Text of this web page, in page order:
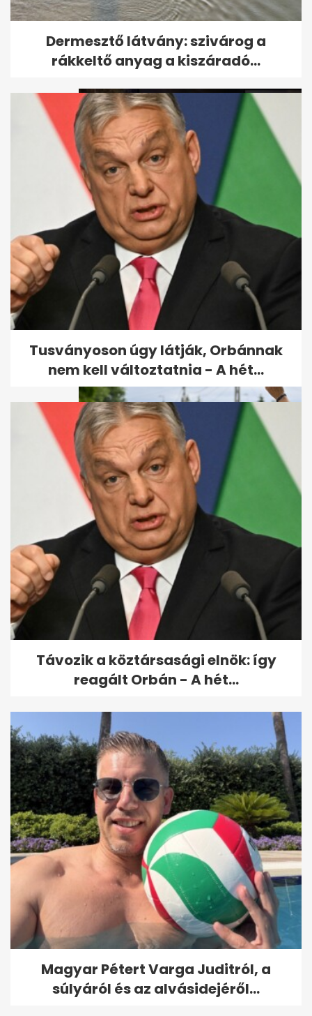
Emelik a közlekedési bírságok
összegét
Egy zebegényi képviselő
szerint a volt polgármester
részegen...
Megjelent a rendelet: brutális
bírság vár a gyorshajtókra
Dermesztő látvány: szivárog a
rákkeltő anyag a kiszáradó...
Tusványoson úgy látják, Orbánnak
nem kell változtatnia - A hét...
Távozik a köztársasági elnök: így
reagált Orbán - A hét...
Magyar Pétert Varga Juditról, a
súlyáról és az alvásidejéről...